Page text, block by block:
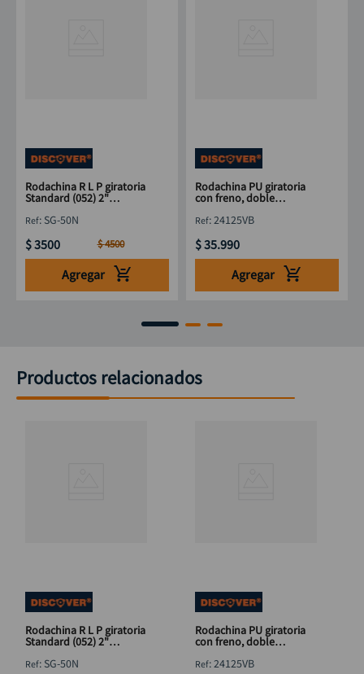
Rodachina R L P giratoria
Standard (052) 2"
: SG-50N
$3500 $4500
Agregar
Rodachina PU giratoria
con freno, doble
DISCOVER
:24125VB
$35.990
Agregar
Productos relacionados
Rodachina R L P giratoria
Standard (052) 2"
: SG-50N
Rodachina PU giratoria
con freno, doble
DISCOVER
:24125VB